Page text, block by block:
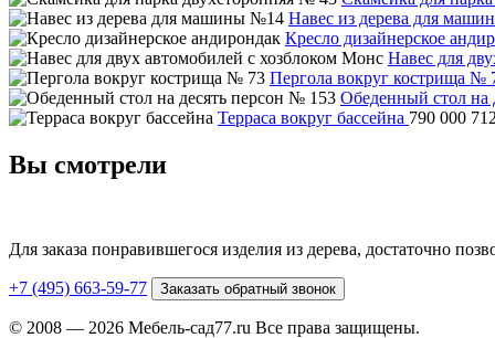
Навес из дерева для
Кресло дизайнерское
Навес для
Пергола вокруг кострища №
Обеденный стол на
Терраса вокруг бассейна 790 000
Вы смотрели
Для заказа понравившегося изделия из дерева, достаточно
+7 (495) 663-59-77 Заказать обратный звонок
© 2008 — 2026 Мебель-сад77.ru Все права защищены.